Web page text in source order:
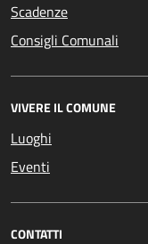
Scadenze
Consigli Comunali
VIVERE IL COMUNE
Luoghi
Eventi
CONTATTI